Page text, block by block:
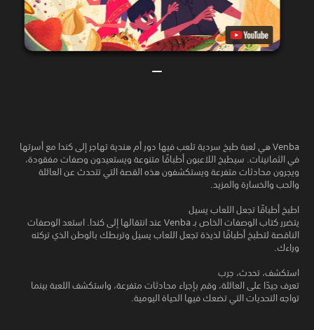
Venba هي لعبة طبخ سردية تلعب فيها دور أم هندية تهاجر إلى كندا مع أسرتها
في الثمانينات. سيطبخ اللاعبون أطباقًا متنوعة ويستعيدون وصفات مفقودة،
ويجرون محادثات متفرعة ويستكشفون هذه القصة التي تتحدث عن العائلة
والحب والخسارة والمزيد.
اطبخ أطباقًا تجعل اللعاب يسيل
يتضرر كتاب الوصفات الخاص بـ Venba عند انتقالها إلى كندا. استعد الوصفات
الناقصة لتطبخ أطباقًا لذيذة تجعل اللعاب يسيل وتربطك بالوطن الذي تركته
وراءك.
استكشف، تحدث، جرب
تعرف جيدًا على العائلة، وقم بإجراء محادثات متفرعة، واستكشف اللعبة بينما
تواجه التحديات التي تضعك فيها الحياة اليومية.